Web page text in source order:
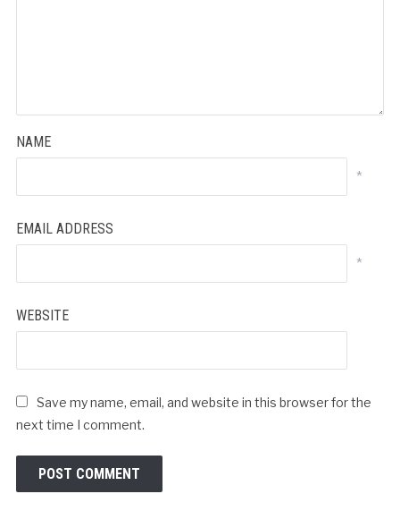
NAME
*
EMAIL ADDRESS
*
WEBSITE
Save my name, email, and website in this browser for the
next time I comment.